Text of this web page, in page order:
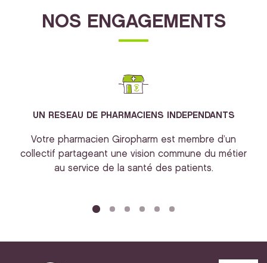
NOS ENGAGEMENTS
UN RESEAU DE PHARMACIENS INDEPENDANTS
Votre pharmacien Giropharm est membre d’un
collectif partageant une vision commune du métier
au service de la santé des patients.